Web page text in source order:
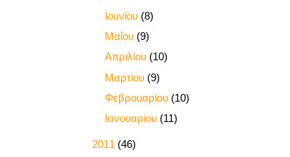
Ιουνίου (8)
Μαΐου (9)
Απριλίου (10)
Μαρτίου (9)
Φεβρουαρίου (10)
Ιανουαρίου (11)
2011 (46)